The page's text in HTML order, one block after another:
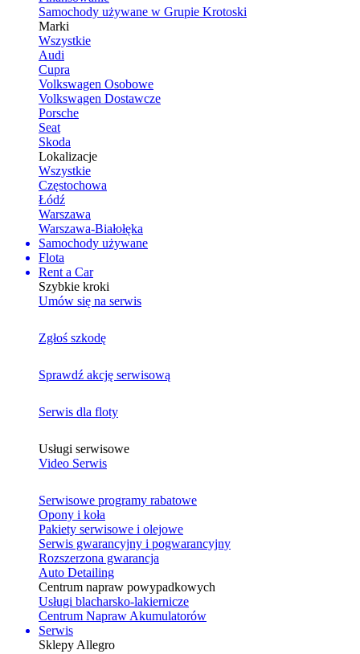
Samochody używane w Grupie Krotoski
Marki
Wszystkie
Audi
Cupra
Volkswagen Osobowe
Volkswagen Dostawcze
Porsche
Seat
Skoda
Lokalizacje
Wszystkie
Częstochowa
Łódź
Warszawa
Warszawa-Białołęka
Samochody używane
Flota
Rent a Car
Szybkie kroki
Umów się na serwis
Zgłoś szkodę
Sprawdź akcję serwisową
Serwis dla floty
Usługi serwisowe
Video Serwis
Serwisowe programy rabatowe
Opony i koła
Pakiety serwisowe i olejowe
Serwis gwarancyjny i pogwarancyjny
Rozszerzona gwarancja
Auto Detailing
Centrum napraw powypadkowych
Usługi blacharsko-lakiernicze
Centrum Napraw Akumulatorów
Serwis
Sklepy Allegro